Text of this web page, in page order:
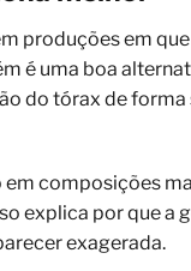
produções em
é uma boa
do tórax de forma
composições
explica por que a
exagerada.